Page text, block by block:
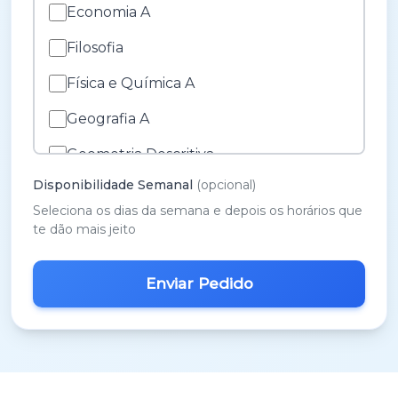
Economia A
Filosofia
Física e Química A
Geografia A
Geometria Descritiva
História A
História e Cultura das Artes
Inglês
Matemática 3º Ciclo
Disponibilidade Semanal (opcional)
Seleciona os dias da semana e depois os horários que
te dão mais jeito